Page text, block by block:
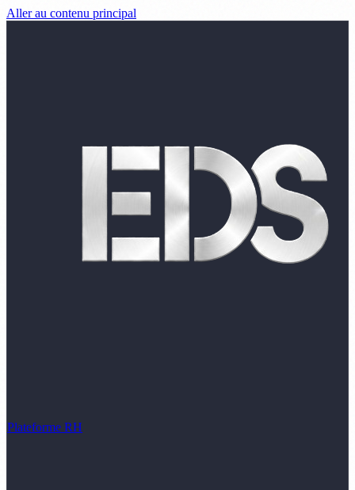
Aller au contenu principal
Plateforme RH